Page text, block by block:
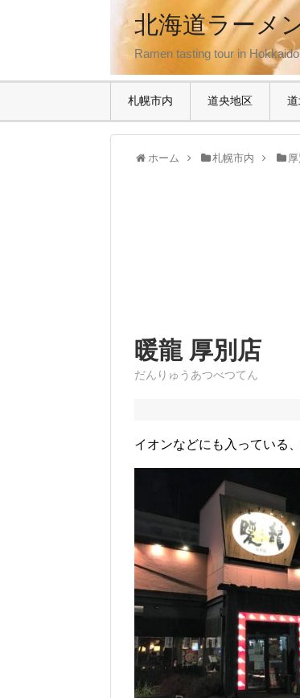
北海道ラーメ
Ramen tasting tour in
札幌市内 道央地区
ホーム 札幌市内
暖龍 厚別店
だんりゅうあつべつてん
イオンなどにも入っている